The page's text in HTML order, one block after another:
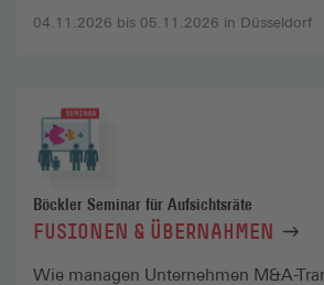
04.11.2026 bis 05.11.2026 in Düsseldorf
Böckler Seminar für Aufsichtsräte
FUSIONEN & ÜBERNAHMEN
Wie managen Unternehmen M&A-